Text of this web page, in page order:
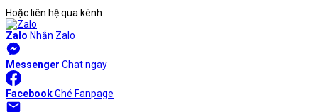
Hoặc liên hệ qua kênh
Zalo Nhắn Zalo
Messenger Chat ngay
FacebookGhé Fanpage